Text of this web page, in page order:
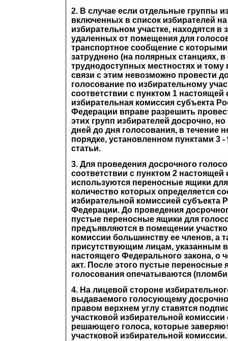
2. В случае если отдельные группы
включенных в список избирателей
избирательном участке, находятся в
удаленных от помещения для
транспортное сообщение с которыми
затруднено (на полярных станциях,
труднодоступных местностях и тому
связи с этим невозможно провести
голосование по избирательному
соответствии с пунктом 1 настоящей
избирательная комиссия субъекта
Федерации вправе разрешить
этих групп избирателей досрочно, но
дней до дня голосования, в течение
порядке, установленном пунктами 3
статьи.
3. Для проведения досрочного
соответствии с пунктом 2 настоящей
используются переносные ящики
количество которых определяется
избирательной комиссией субъекта
Федерации. До проведения
пустые переносные ящики для
предъявляются в помещении
комиссии большинству ее членов, а
присутствующим лицам, указанным в
настоящего Федерального закона, о
акт. После этого пустые переносные
голосования опечатываются
4. На лицевой стороне
выдаваемого голосующему
правом верхнем углу ставятся
участковой избирательной
решающего голоса, которые
участковой избирательной комиссии.